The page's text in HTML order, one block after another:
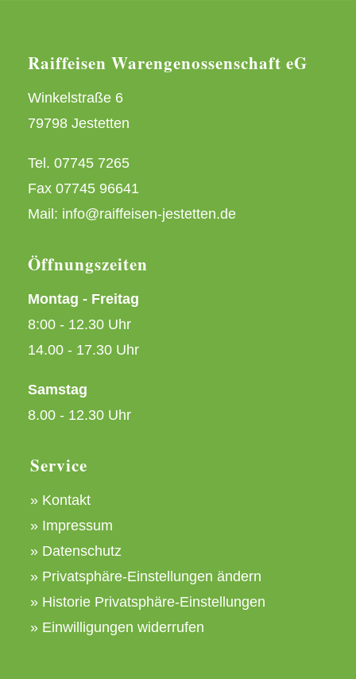
Raiffeisen Warengenossenschaft eG
Winkelstraße 6
79798 Jestetten
Tel. 07745 7265
Fax 07745 96641
Mail: info@raiffeisen-jestetten.de
Öffnungszeiten
Montag - Freitag
8:00 - 12.30 Uhr
14.00 - 17.30 Uhr
Samstag
8.00 - 12.30 Uhr
Service
» Kontakt
» Impressum
» Datenschutz
» Privatsphäre-Einstellungen ändern
» Historie Privatsphäre-Einstellungen
» Einwilligungen widerrufen